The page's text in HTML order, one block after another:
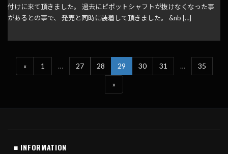
付けに来て頂きました。 過去にピポットシャフトが抜けなくなった事
があるとの事で、 発売と同時に装着して頂きました。 &nb […]
« 1 … 27 28 29 30 31 … 35
»
■ INFORMATION